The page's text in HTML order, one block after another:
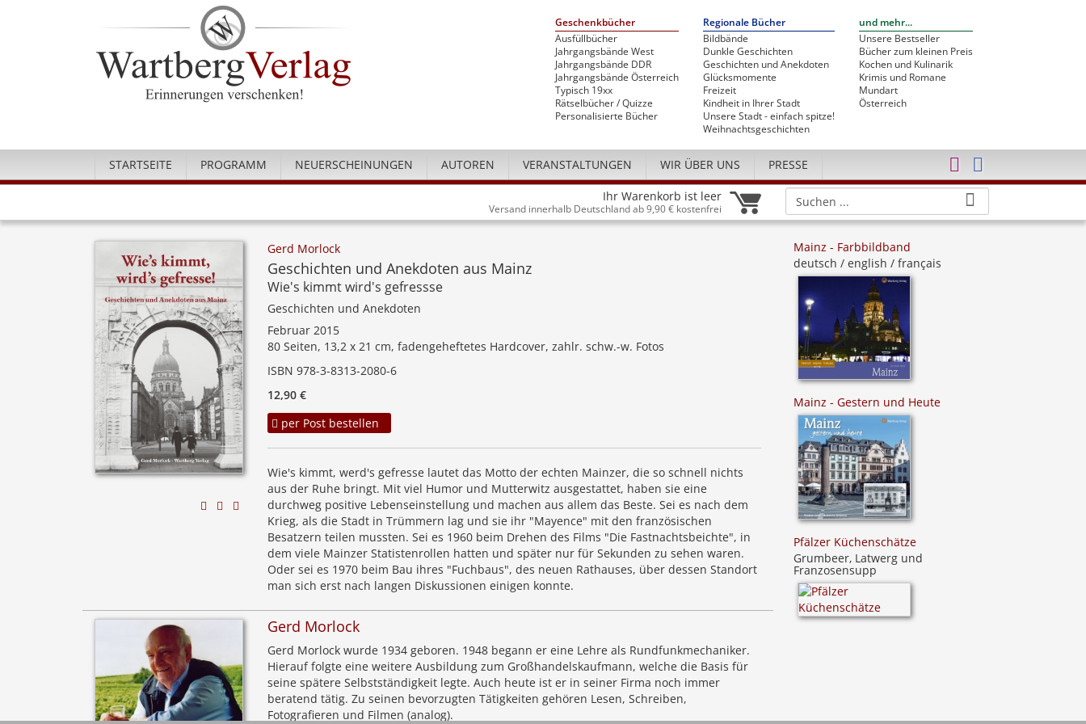
Geschenkbücher
Ausfüllbücher
Jahrgangsbände West
Jahrgangsbände DDR
Jahrgangsbände Österreich
Typisch 19xx
Rätselbücher / Quizze
Personalisierte Bücher
Regionale Bücher
Bildbände
Dunkle Geschichten
Geschichten und Anekdoten
Glücksmomente
Freizeit
Kindheit in Ihrer Stadt
Unsere Stadt - einfach spitze!
Weihnachtsgeschichten
und mehr...
Unsere Bestseller
Bücher zum kleinen Preis
Kochen und Kulinarik
Krimis und Romane
Mundart
Österreich
STARTSEITE PROGRAMM NEUERSCHEINUNGEN AUTOREN VERANSTALTUNGEN WIR ÜBER UNS PRESSE
Ihr Warenkorb ist leer
Versand innerhalb Deutschland ab 9,90 € kostenfrei
Gerd Morlock
Geschichten und Anekdoten aus Mainz
Wie's kimmt wird's gefressse
Geschichten und Anekdoten
Februar 2015
80 Seiten, 13,2 x 21 cm, fadengeheftetes Hardcover, zahlr. schw.-w. Fotos
ISBN 978-3-8313-2080-6
12,90 €
per Post bestellen
Wie's kimmt, werd's gefresse lautet das Motto der echten Mainzer, die so schnell nichts
aus der Ruhe bringt. Mit viel Humor und Mutterwitz ausgestattet, haben sie eine
durchweg positive Lebenseinstellung und machen aus allem das Beste. Sei es nach dem
Krieg, als die Stadt in Trümmern lag und sie ihr "Mayence" mit den französischen
Besatzern teilen mussten. Sei es 1960 beim Drehen des Films "Die Fastnachtsbeichte", in
dem viele Mainzer Statistenrollen hatten und später nur für Sekunden zu sehen waren.
Oder sei es 1970 beim Bau ihres "Fuchbaus", des neuen Rathauses, über dessen Standort
man sich erst nach langen Diskussionen einigen konnte.
Gerd Morlock
Gerd Morlock wurde 1934 geboren. 1948 begann er eine Lehre als Rundfunkmechaniker.
Hierauf folgte eine weitere Ausbildung zum Großhandelskaufmann, welche die Basis für
seine spätere Selbstständigkeit legte. Auch heute ist er in seiner Firma noch immer
beratend tätig. Zu seinen bevorzugten Tätigkeiten gehören Lesen, Schreiben,
Fotografieren und Filmen (analog).
Mainz - Farbbildband
deutsch / english / français
Mainz - Gestern und Heute
Pfälzer Küchenschätze
Grumbeer, Latwerg und
Franzosensupp